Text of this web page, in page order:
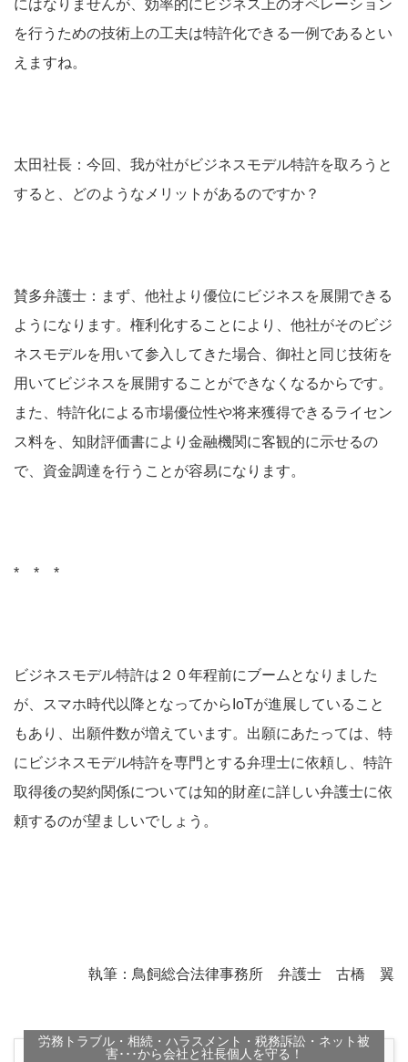
にはなりませんが、効率的にビジネス上のオペレーション
を行うための技術上の工夫は特許化できる一例であるとい
えますね。
太田社長：今回、我が社がビジネスモデル特許を取ろうと
すると、どのようなメリットがあるのですか？
賛多弁護士：まず、他社より優位にビジネスを展開できる
ようになります。権利化することにより、他社がそのビジ
ネスモデルを用いて参入してきた場合、御社と同じ技術を
用いてビジネスを展開することができなくなるからです。
また、特許化による市場優位性や将来獲得できるライセン
ス料を、知財評価書により金融機関に客観的に示せるの
で、資金調達を行うことが容易になります。
* * *
ビジネスモデル特許は２０年程前にブームとなりました
が、スマホ時代以降となってからIoTが進展していること
もあり、出願件数が増えています。出願にあたっては、特
にビジネスモデル特許を専門とする弁理士に依頼し、特許
取得後の契約関係については知的財産に詳しい弁護士に依
頼するのが望ましいでしょう。
執筆：鳥飼総合法律事務所 弁護士 古橋 翼
労務トラブル・相続・ハラスメント・税務訴訟・ネット被
害･･･から会社と社長個人を守る！